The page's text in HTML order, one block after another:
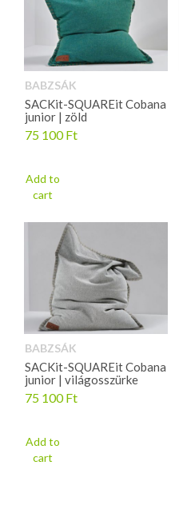
BABZSÁK
SACKit-SQUAREit Cobana
junior | zöld
75 100Ft
Add to
cart
BABZSÁK
SACKit-SQUAREit Cobana
junior | világosszürke
75 100Ft
Add to
cart